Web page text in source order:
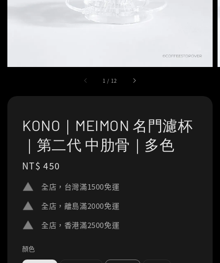
1 / 12
KONO｜MEIMON 名門濾杯
｜第二代 中肋骨｜多色
Regular
NT$ 450
全店，台灣滿1500免運
全店，離島滿2000免運
全店，香港滿2500免運
顏色